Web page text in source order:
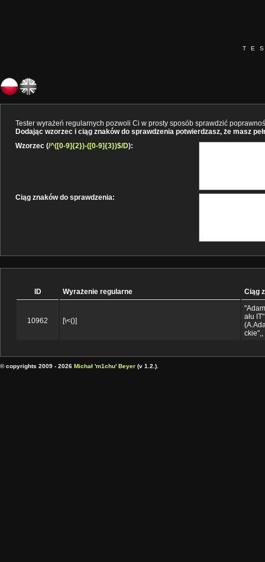
Tester wyrażeń regularnych pozwoli Ci w prosty sposób sprawdzić
Dodając wzorzec i ciąg znaków do sprawdzenia potwierdzasz, że masz
Wzorzec (/^([0-9]{2})-([0-9]{3})$/D):
Ciąg znaków do sprawdzenia:
ID Wyrażenie regularne Ciąg
10962 [\<()]
ału
(
ckie",,
© copyrights 2009 - 2026 Michał 'm1chu' Beyer (v 1.2.).